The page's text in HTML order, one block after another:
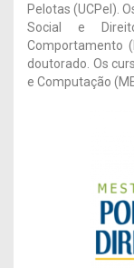
Pelotas (UCPel).
Social e
Comportamento
doutorado. Os
e Computação